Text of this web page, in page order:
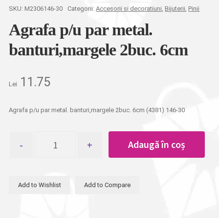
SKU: M2306146-30 Categorii:Accesorii si decoratiuni, Bijuterii, Pinii
Agrafa p/u par metal.
banturi,margele 2buc. 6cm
Lei 11.75
Agrafa p/u par metal. banturi,margele 2buc. 6cm (4381) 146-30
Agrafa
banturi,margele
Adaugă în coș
Add to Wishlist Add to Compare